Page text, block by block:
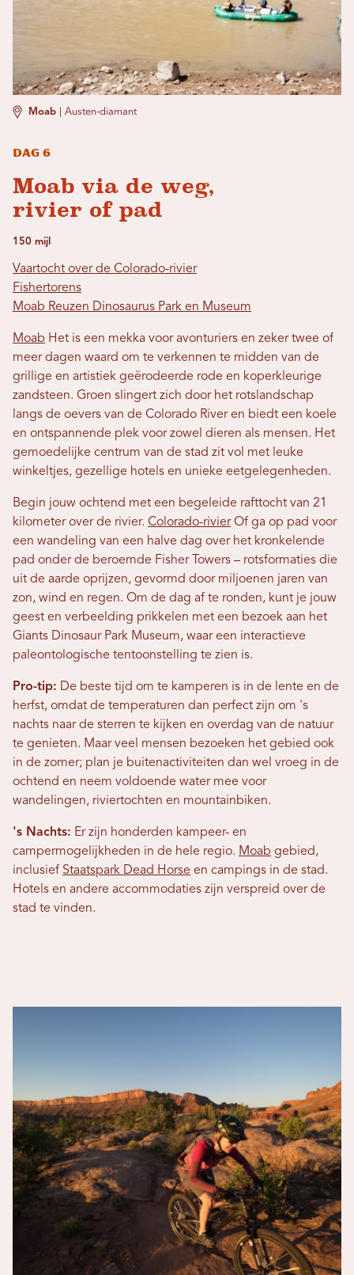
Moab Austen-diamant
Dag 6
Moab via de weg,
rivier of pad
150 mijl
Vaartocht over de Colorado-rivier
Fishertorens
Moab Reuzen Dinosaurus Park en Museum
Moab Het is een mekka voor avonturiers en zeker twee of
meer dagen waard om te verkennen te midden van de
grillige en artistiek geërodeerde rode en koperkleurige
zandsteen. Groen slingert zich door het rotslandschap
langs de oevers van de Colorado River en biedt een koele
en ontspannende plek voor zowel dieren als mensen. Het
gemoedelijke centrum van de stad zit vol met leuke
winkeltjes, gezellige hotels en unieke eetgelegenheden.
Begin jouw ochtend met een begeleide rafttocht van 21
kilometer over de rivier. Colorado-rivierOf ga op pad voor
een wandeling van een halve dag over het kronkelende
pad onder de beroemde Fisher Towers – rotsformaties die
uit de aarde oprijzen, gevormd door miljoenen jaren van
zon, wind en regen. Om de dag af te ronden, kunt je jouw
geest en verbeelding prikkelen met een bezoek aan het
Giants Dinosaur Park Museum, waar een interactieve
paleontologische tentoonstelling te zien is.
Pro-tip: De beste tijd om te kamperen is in de lente en de
herfst, omdat de temperaturen dan perfect zijn om 's
nachts naar de sterren te kijken en overdag van de natuur
te genieten. Maar veel mensen bezoeken het gebied ook
in de zomer; plan je buitenactiviteiten dan wel vroeg in de
ochtend en neem voldoende water mee voor
wandelingen, riviertochten en mountainbiken.
's Nachts: Er zijn honderden kampeer- en
campermogelijkheden in de hele regio. Moab gebied,
inclusief Staatspark Dead Horse en campings in de stad.
Hotels en andere accommodaties zijn verspreid over de
stad te vinden.